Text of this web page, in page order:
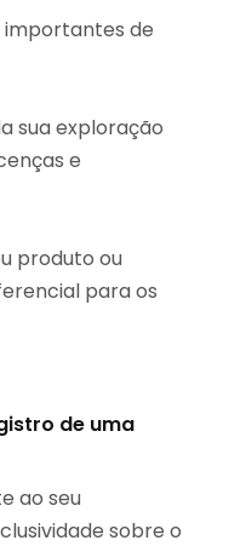
importantes de
sua exploração
e
produto ou
para os
de uma
ao seu
sobre o